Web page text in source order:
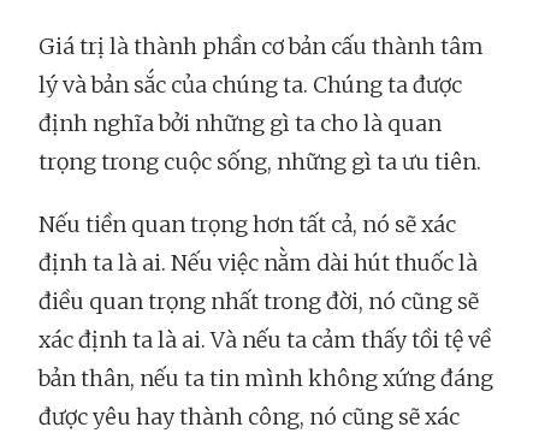
Giá trị là thành phần cơ bản cấu thành tâm
lý và bản sắc của chúng ta. Chúng ta được
định nghĩa bởi những gì ta cho là quan
trọng trong cuộc sống, những gì ta ưu tiên.
Nếu tiền quan trọng hơn tất cả, nó sẽ xác
định ta là ai. Nếu việc nằm dài hút thuốc là
điều quan trọng nhất trong đời, nó cũng sẽ
xác định ta là ai. Và nếu ta cảm thấy tồi tệ về
bản thân, nếu ta tin mình không xứng đáng
được yêu hay thành công, nó cũng sẽ xác